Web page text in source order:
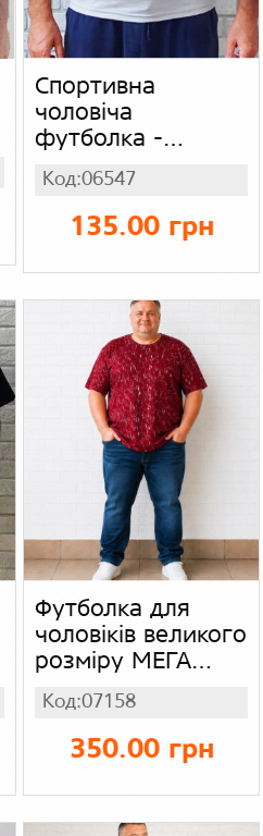
Спортивна
чоловіча
футболка -
безрукавка
великого розміру
для тренувань
батал, сіра накат
adidas, трикотаж
Код:06547
135.00 грн
Футболка для
чоловіків великого
розміру МЕГА
батал,
трикотажна
чоловіча
футболка, колір
бордовий
Код:07158
350.00 грн